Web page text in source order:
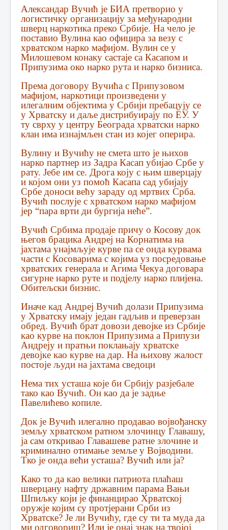
Александар Вучић је БИА претворио у
логистичку организацију за међународни
шверц наркотика преко Србије. На чело је
поставио Вулина као официра за везу с
хрватском нарко мафијом. Вулин се у
Милошевом конаку састаје са Касапом и
Припузима око нарко рута и нарко бизниса.
Према договору Вучића с Припузовом
мафијом, наркотици произведени у
илегалним објектима у Србији пребацују се
у Хрватску и даље дистрибуирају по ЕУ. У
ту сврху у центру Београда хрватски нарко
клан има изнајмљен стан из којег оперира.
Вулину и Вучићу не смета што је њихов
нарко партнер из Задра Касап убијао Србе у
рату. Јебе им се. Дрога коју с њим шверцају
и којом они уз помоћ Касапа сад убијају
Србе доноси већу зараду од мртвих Срба.
Вучић послује с хрватском нарко мафијом
јер “пара врти ди бургија неће”.
Вучић Србима продаје причу о Косову док
његов брацика Андреј на Корнатима на
јахтама унајмљује курве па се онда курвама
части с Косоварима с којима уз посредовање
хрватских генерала и Агима Чекуа договара
сигурне нарко руте и подјелу нарко плијена.
Обитељски бизнис.
Иначе кад Андреј Вучић долази Припузима
у Хрватску имају један гадљив и преверзан
обред. Вучић брат довози девојке из Србије
као курве на поклон Припузима а Припузи
Андреју и пратњи поклањају хрватске
девојке као курве на дар. На њихову жалост
постоје људи на јахтама сведоци
Нема тих усташа које би Србију разјебале
тако као Вучић. Он као да је задње
Павелићево копиле.
Док је Вучић илегално продавао војвођанску
земљу хрватском ратном злочинцу Главашу,
ја сам откривао Главашеве ратне злочине и
криминално отимање земље у Војводини.
Тко је онда већи усташа? Вучић или ја?
Како то да као велики патриота плаћаш
шверцану нафту државним парама Вањи
Шпиљку који је финанцирао Хрватској
оружје којим су протјерани Срби из
Хрватске? Је ли Вучићу, где су ти та муда да
ми одговориш? Или је онај знак на твојој